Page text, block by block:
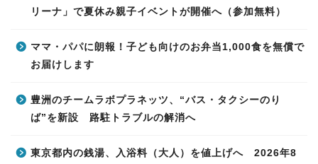
リーナ」で夏休み親子イベントが開催へ（参加無料）
ママ・パパに朗報！子ども向けのお弁当1,000食を無償で
お届けします
豊洲のチームラボプラネッツ、“バス・タクシーのり
ば”を新設 路駐トラブルの解消へ
東京都内の銭湯、入浴料（大人）を値上げへ 2026年8